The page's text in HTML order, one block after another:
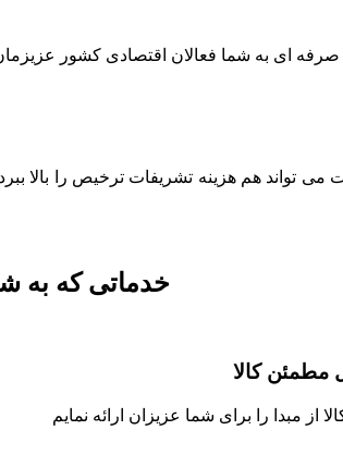
ای به شما فعالان اقتصادی کشور عزیزمان
می تواند هم هزینه تشریفات ترخیص را بالا
خدماتی که به
مطمئن کالا
مبدا را برای شما عزیزان ارائه نمایم